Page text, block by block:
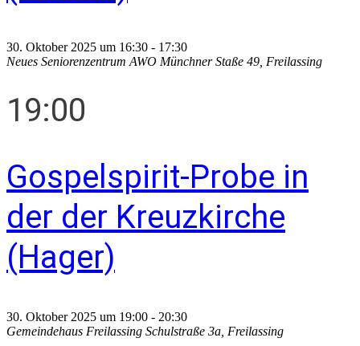
30. Oktober 2025 um 16:30 - 17:30
Neues Seniorenzentrum AWO Münchner Staße 49, Freilassing
19:00
Gospelspirit-Probe in
der der Kreuzkirche
(Hager)
30. Oktober 2025 um 19:00 - 20:30
Gemeindehaus Freilassing Schulstraße 3a, Freilassing